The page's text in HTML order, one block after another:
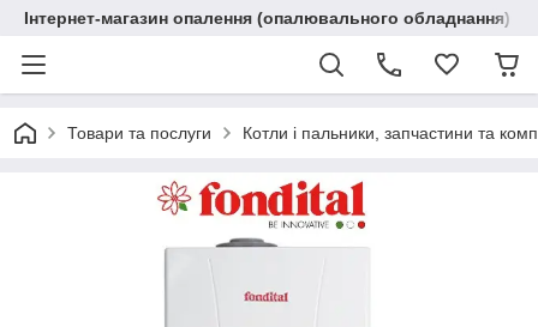
Інтернет-магазин опалення (опалювального обладнання)
Товари та послуги Котли і пальники, запчастини та